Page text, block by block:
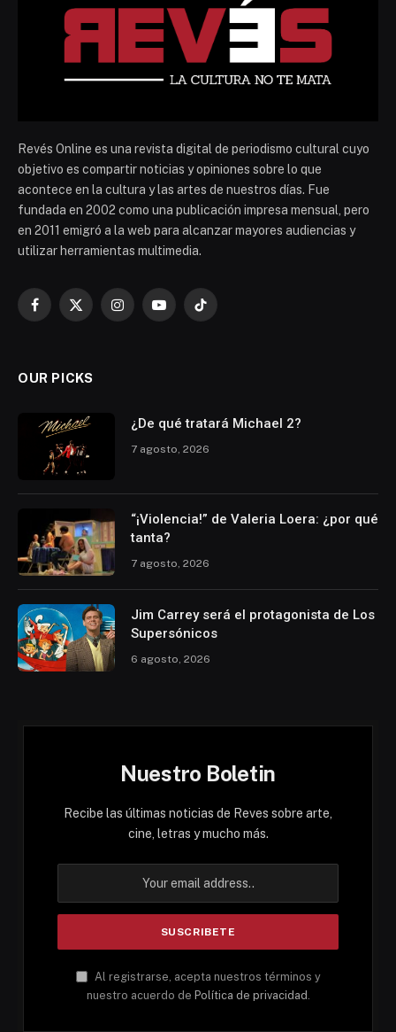
Revés Online es una revista digital de periodismo cultural cuyo
objetivo es compartir noticias y opiniones sobre lo que
acontece en la cultura y las artes de nuestros días. Fue
fundada en 2002 como una publicación impresa mensual, pero
en 2011 emigró a la web para alcanzar mayores audiencias y
utilizar herramientas multimedia.
Facebook
X
InstagramYouTubeTikTok
OUR PICKS
¿De qué tratará Michael 2?
7 agosto, 2026
“¡Violencia!” de Valeria Loera: ¿por qué
tanta?
7 agosto, 2026
Jim Carrey será el protagonista de Los
Supersónicos
6 agosto, 2026
Nuestro Boletin
Recibe las últimas noticias de Reves sobre arte,
cine, letras y mucho más.
Al registrarse, acepta nuestros términos y
nuestro acuerdo de Política de privacidad